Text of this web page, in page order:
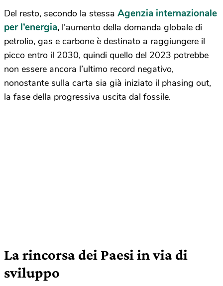
Del resto, secondo la stessa Agenzia internazionale
per l’energia, l’aumento della domanda globale di
petrolio, gas e carbone è destinato a raggiungere il
picco entro il 2030, quindi quello del 2023 potrebbe
non essere ancora l’ultimo record negativo,
nonostante sulla carta sia già iniziato il phasing out,
la fase della progressiva uscita dal fossile.
La rincorsa dei Paesi in via di
sviluppo